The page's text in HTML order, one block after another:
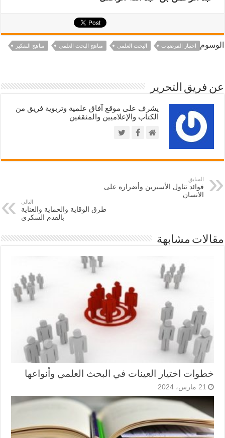
الوسوم اختبار الفرضيات البحث العلمي مناهج البحث العلمي مناهج التفكير
عن فريق التحرير
يشرف على موقع آفاق علمية وتربوية فريق من
الكتاب والإعلاميين والمثقفين
السابق
فوائد تناول الأسبرين وأضراره على
الانسان
التالي
طرق الوقاية والحماية والعناية
بالقدم السكرى
مقالات مشابهة
خطوات اختيار العينات في البحث العلمي وأنواعها
21 مارس، 2024